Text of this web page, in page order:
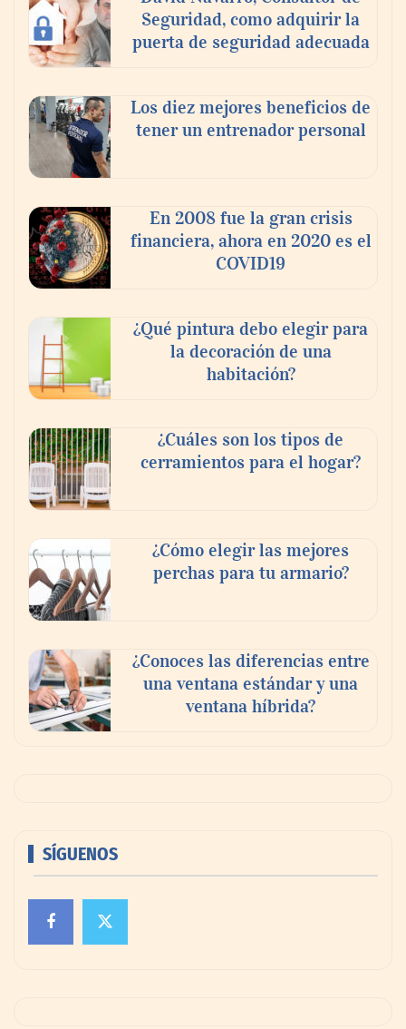
‘El ransomware se puede vencer. No
Ricardo Palacio Escobar
Seguridad, como adquirir la
puerta de seguridad adecuada
Los diez mejores beneficios de
tener un entrenador personal
En 2008 fue la gran crisis
financiera, ahora en 2020 es el
COVID19
¿Qué pintura debo elegir para
la decoración de una
habitación?
¿Cuáles son los tipos de
cerramientos para el hogar?
¿Cómo elegir las mejores
perchas para tu armario?
¿Conoces las diferencias entre
una ventana estándar y una
ventana híbrida?
SÍGUENOS